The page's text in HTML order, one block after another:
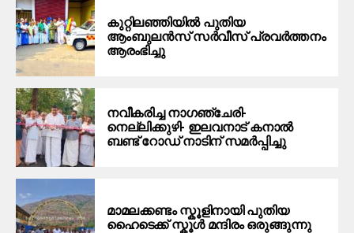
കുറ്റിലഞ്ഞിയിൽ പുതിയ
ആംബുലൻസ് സർവീസ് പ്രവർത്തനം
ആരംഭിച്ചു
നവീകരിച്ച നാഗഞ്ചേരി-
നെല്ലിക്കുഴി- ഇലവനാട് കനാൽ
ബണ്ട് റോഡ് നാടിന് സമർപ്പിച്ചു
മാമലക്കണ്ടം സ്കൂളിനായി പുതിയ
ഹൈടെക്ക് സ്കൂൾ മന്ദിരം ഒരുങ്ങുന്നു